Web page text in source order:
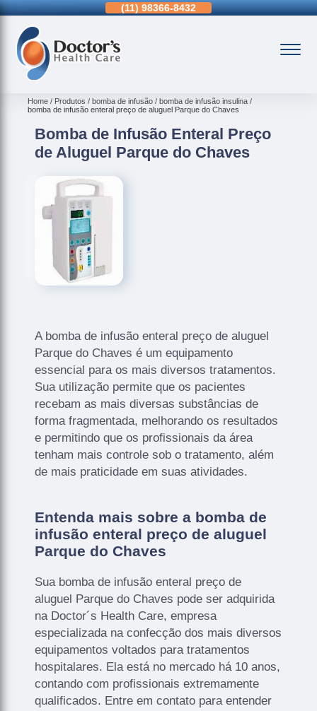
3963-0036 (11)98366-8432 (15)3326-9334
Home Produtos bomba de infusão
bomba de infusão insulina
bomba de infusão enteral preço de aluguel Parque do Chaves
Bomba de Infusão Enteral Preço
de Aluguel Parque do Chaves
A bomba de infusão enteral preço de aluguel
Parque do Chaves é um equipamento
essencial para os mais diversos tratamentos.
Sua utilização permite que os pacientes
recebam as mais diversas substâncias de
forma fragmentada, melhorando os resultados
e permitindo que os profissionais da área
tenham mais controle sob o tratamento, além
de mais praticidade em suas atividades.
Entenda mais sobre a bomba de
infusão enteral preço de aluguel
Parque do Chaves
Sua bomba de infusão enteral preço de
aluguel Parque do Chaves pode ser adquirida
na Doctor´s Health Care, empresa
especializada na confecção dos mais diversos
equipamentos voltados para tratamentos
hospitalares. Ela está no mercado há 10 anos,
contando com profissionais extremamente
qualificados. Entre em contato para entender